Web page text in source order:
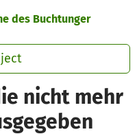
des Buchtunger
nicht mehr